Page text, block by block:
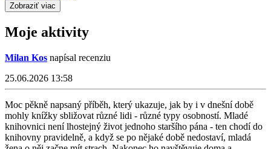
Zobraziť viac
Moje aktivity
Milan Kos napísal recenziu
25.06.2026 13:58
Moc pěkně napsaný příběh, který ukazuje, jak by i v dnešní době
mohly knížky sbližovat různé lidi - různé typy osobností. Mladé
knihovnici není lhostejný život jednoho staršího pána - ten chodí do
knihovny pravidelně, a když se po nějaké době nedostaví, mladá